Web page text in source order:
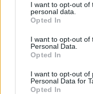
I want to opt-out of
personal data.
Opted In
I want to opt-out of
Personal Data.
Opted In
I want to opt-out of
Personal Data for
Opted In